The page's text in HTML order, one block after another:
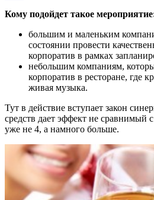
Кому подойдет такое
большим и маленьким
состоянии провести
корпоратив в рамках
небольшим компаниям,
корпоратив в ресторане, где
живая музыка.
Тут в действие вступает закон
средств дает эффект не сравнимый
уже не 4, а намного больше.